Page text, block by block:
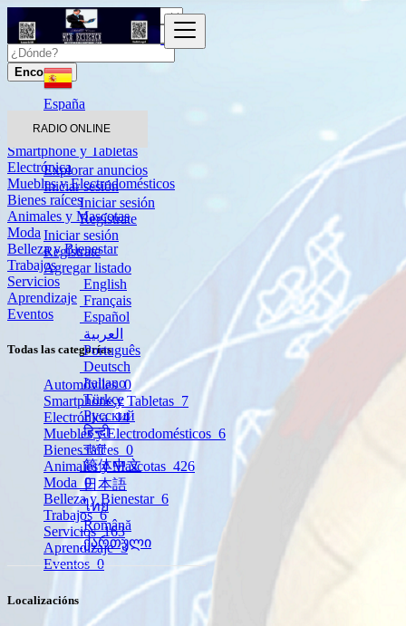
RADIO ONLINE
Explorar anuncios
Iniciar sesión
Iniciar sesión
Regístrate
Iniciar sesión
Regístrate
Agregar listado
English
Français
Español
العربية
Português
Deutsch
Italiano
Türkçe
Русский
हिन्दी
বাংলা
简体中文
日本語
ไทย
Română
ქართული
Encontrar
España
Automóviles
Smartphone y Tabletas
Electrónica
Muebles y Electrodomésticos
Bienes raíces
Animales y Mascotas
Moda
Belleza y Bienestar
Trabajos
Servicios
Aprendizaje
Eventos
Todas las categorías
Automóviles0
Smartphone y Tabletas 7
Electrónica14
Muebles y Electrodomésticos 6
Bienes raíces 0
Animales y Mascotas 426
Moda 0
Belleza y Bienestar 6
Trabajos6
Servicios163
Aprendizaje3
Eventos 0
Localizacións